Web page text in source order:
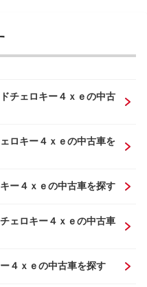
チェロキー４ｘｅの中古
ロキー４ｘｅの中古車を
ー４ｘｅの中古車を探す
ェロキー４ｘｅの中古車
４ｘｅの中古車を探す